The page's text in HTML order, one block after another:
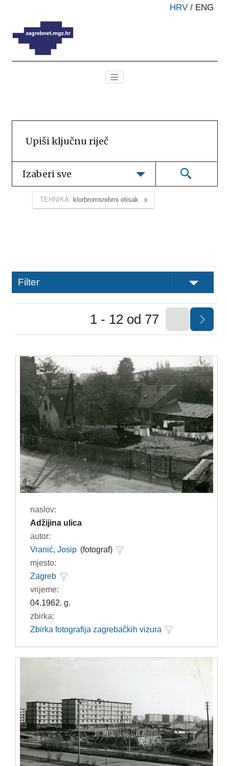
HRV / ENG
Izaberi sve
TEHNIKA: klorbromsrebrni otisak
Filter
1 - 12 od 77
naslov:
Adžijina ulica
autor:
Vranić, Josip (fotograf)
mjesto:
Zagreb
vrijeme:
04.1962. g.
zbirka:
Zbirka fotografija zagrebačkih vizura